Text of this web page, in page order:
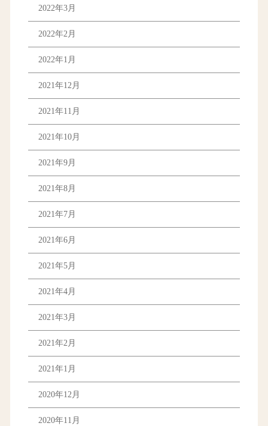
2022年3月
2022年2月
2022年1月
2021年12月
2021年11月
2021年10月
2021年9月
2021年8月
2021年7月
2021年6月
2021年5月
2021年4月
2021年3月
2021年2月
2021年1月
2020年12月
2020年11月